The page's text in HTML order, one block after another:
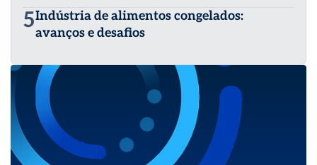
5Indústria de alimentos congelados:
avanços e desafios